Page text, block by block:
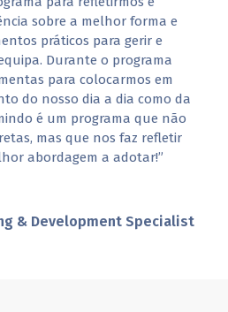
sobre a melhor forma e
práticos para gerir e
Durante o programa
para colocarmos em
do nosso dia a dia como da
é um programa que não
mas que nos faz refletir
abordagem a adotar!”
& Development Specialist